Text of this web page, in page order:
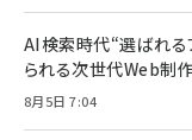
AI検索時代“選ばれる
られる次世代Web制
8月5日 7:04